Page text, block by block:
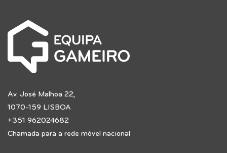
Av. José Malhoa 22,
1070-159 LISBOA
+351 962024682
Chamada para a rede móvel nacional